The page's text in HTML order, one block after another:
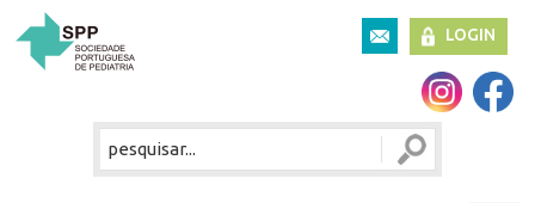
LOGIN